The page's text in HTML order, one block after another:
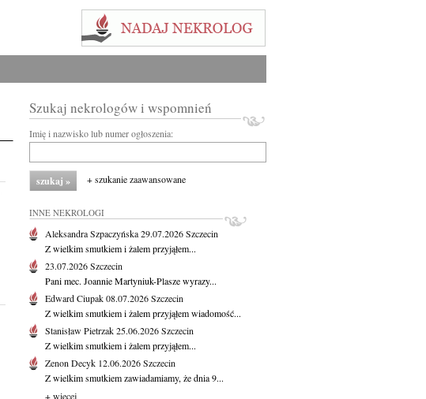
Szukaj nekrologów i wspomnień
Imię i nazwisko lub numer ogłoszenia:
+ szukanie zaawansowane
INNE NEKROLOGI
Aleksandra Szpaczyńska29.07.2026Szczecin
Z wielkim smutkiem i żalem przyjąłem...
23.07.2026Szczecin
Pani mec. Joannie Martyniuk-Plasze wyrazy...
Edward Ciupak08.07.2026Szczecin
Z wielkim smutkiem i żalem przyjąłem wiadomość...
Stanisław Pietrzak25.06.2026Szczecin
Z wielkim smutkiem i żalem przyjąłem...
Zenon Decyk 12.06.2026Szczecin
Z wielkim smutkiem zawiadamiamy, że dnia 9...
+ więcej